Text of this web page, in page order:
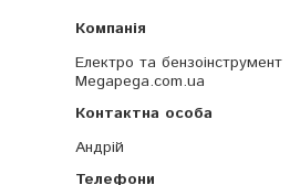
Електро та бензоінструмент
Megapega.com.ua
Андрій